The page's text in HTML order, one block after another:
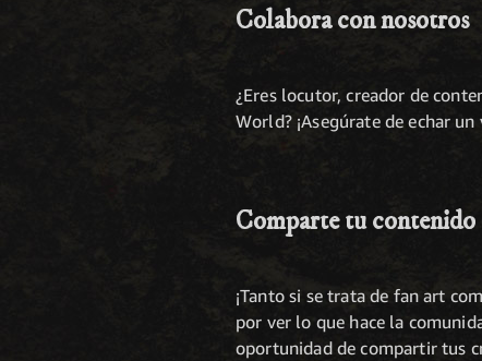
Colabora con nosotros
¿Eres locutor, creador de
World? ¡Asegúrate de echar
Comparte tu contenido
¡Tanto si se trata de fan art
por ver lo que hace la
oportunidad de compartir tus